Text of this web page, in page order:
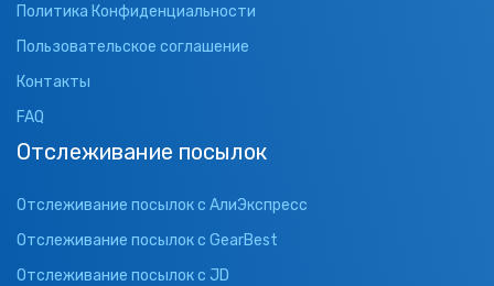
Политика Конфиденциальности
Пользовательское соглашение
Контакты
FAQ
Отслеживание посылок
Отслеживание посылок с АлиЭкспресс
Отслеживание посылок с GearBest
Отслеживание посылок с JD